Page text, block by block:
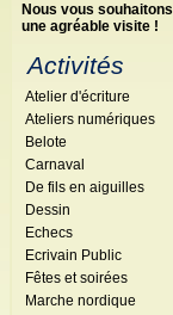
Nous vous souhaitons
une agréable visite !
Activités
Atelier d'écriture
Ateliers numériques
Belote
Carnaval
De fils en aiguilles
Dessin
Echecs
Ecrivain Public
Fêtes et soirées
Marche nordique